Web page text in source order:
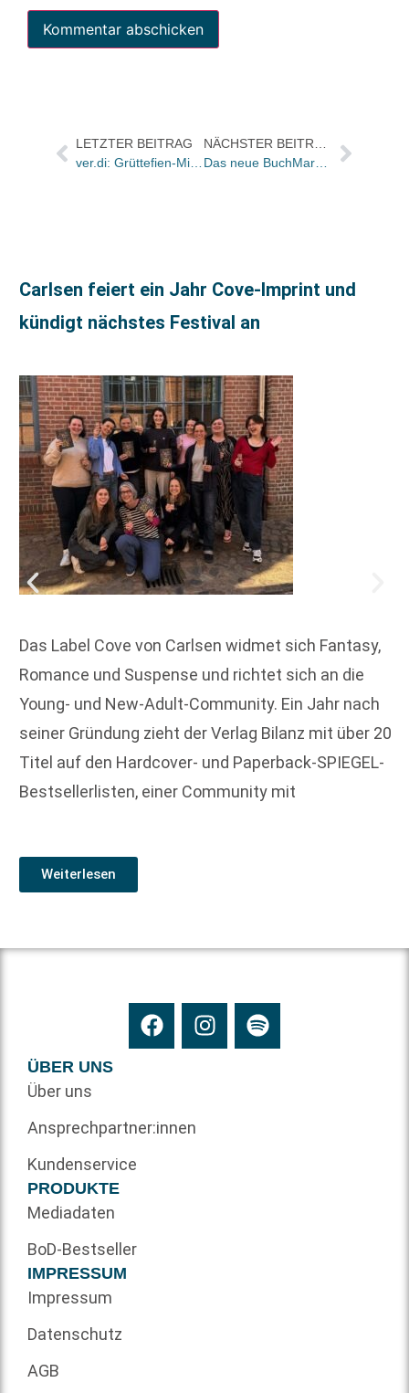
LETZTER BEITRAG
ver.di: Grüttefien-Mitarbeiter werden schlechter bezahlt als ihre Thalia-Kollegen
NÄCHSTER BEITRAG
Das neue BuchMarkt-Heft hier zum Blättern – mit 100 Seiten Special „Junge Zielgruppe“
Carlsen feiert ein Jahr Cove-Imprint und
kündigt nächstes Festival an
Das Label Cove von Carlsen widmet sich Fantasy,
Romance und Suspense und richtet sich an die
Young- und New-Adult-Community. Ein Jahr nach
seiner Gründung zieht der Verlag Bilanz mit über 20
Titel auf den Hardcover- und Paperback-SPIEGEL-
Bestsellerlisten, einer Community mit
Weiterlesen
ÜBER UNS
Über uns
Ansprechpartner:innen
Kundenservice
PRODUKTE
Mediadaten
BoD-Bestseller
IMPRESSUM
Impressum
Datenschutz
AGB